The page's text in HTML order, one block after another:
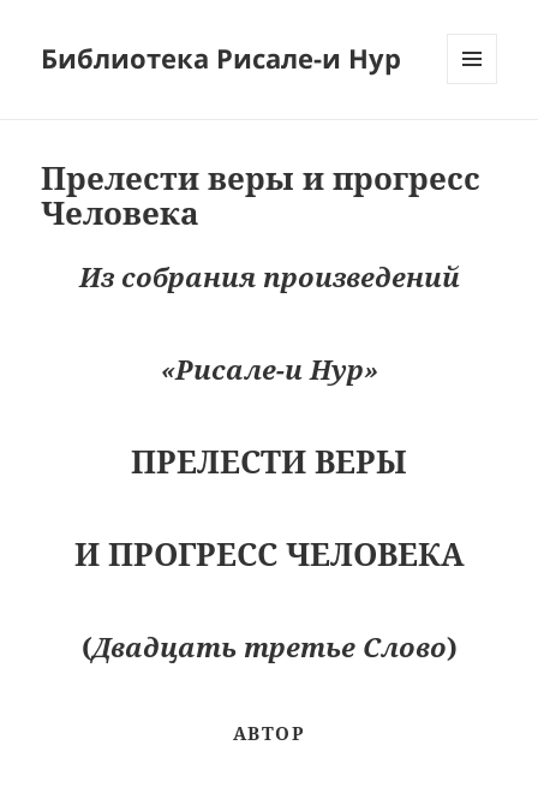
Библиотека Рисале-и Нур
Прелести веры и прогресс
Человека
Из собрания произведений
«Рисале-и Нур»
ПРЕЛЕСТИ ВЕРЫ
И ПРОГРЕСС ЧЕЛОВЕКА
(Двадцать третье Слово)
АВТОР